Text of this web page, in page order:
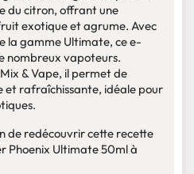
du citron, offrant une
exotique et agrume. Avec
la gamme Ultimate, ce e-
nombreux vapoteurs.
& Vape, il permet de
et rafraîchissante, idéale pour
de redécouvrir cette recette
Phoenix Ultimate 50ml à